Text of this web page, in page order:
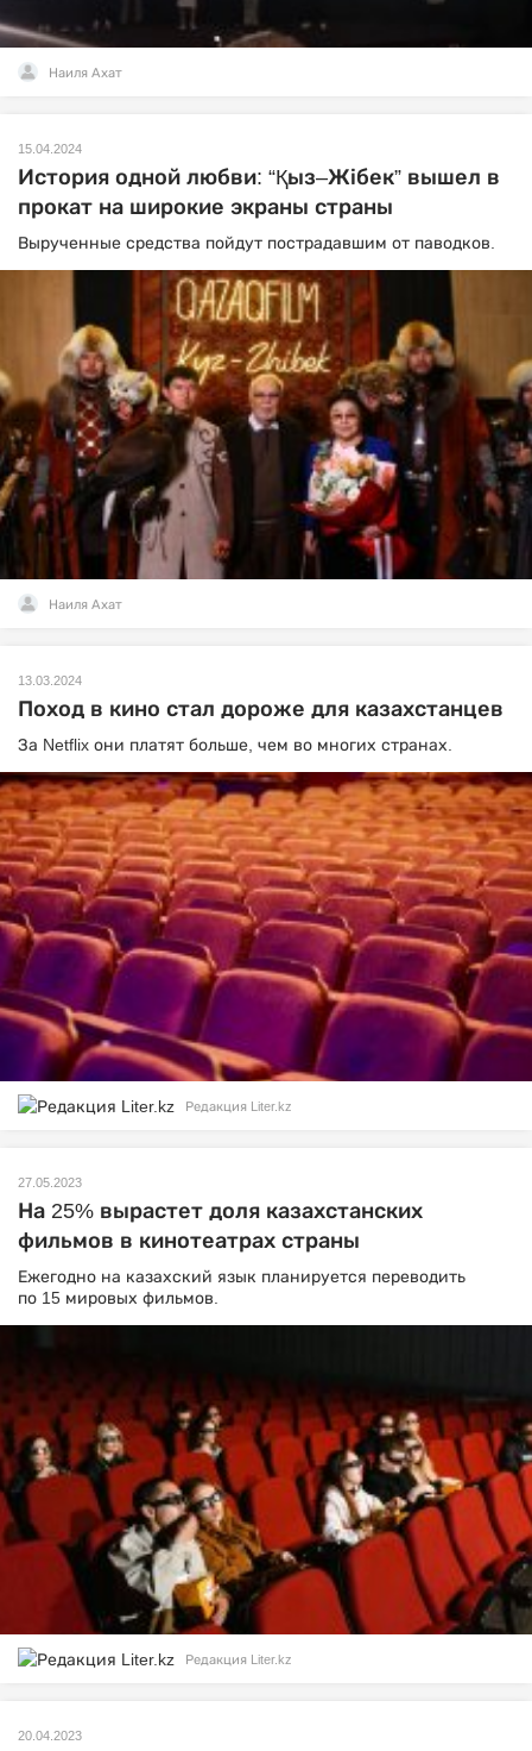
Наиля Ахат
15.04.2024
История одной любви: “Қыз–Жібек” вышел в
прокат на широкие экраны страны
Вырученные средства пойдут пострадавшим от паводков.
Наиля Ахат
13.03.2024
Поход в кино стал дороже для казахстанцев
За Netflix они платят больше, чем во многих странах.
Редакция Liter.kz
27.05.2023
На 25% вырастет доля казахстанских
фильмов в кинотеатрах страны
Ежегодно на казахский язык планируется переводить
по 15 мировых фильмов.
Редакция Liter.kz
20.04.2023